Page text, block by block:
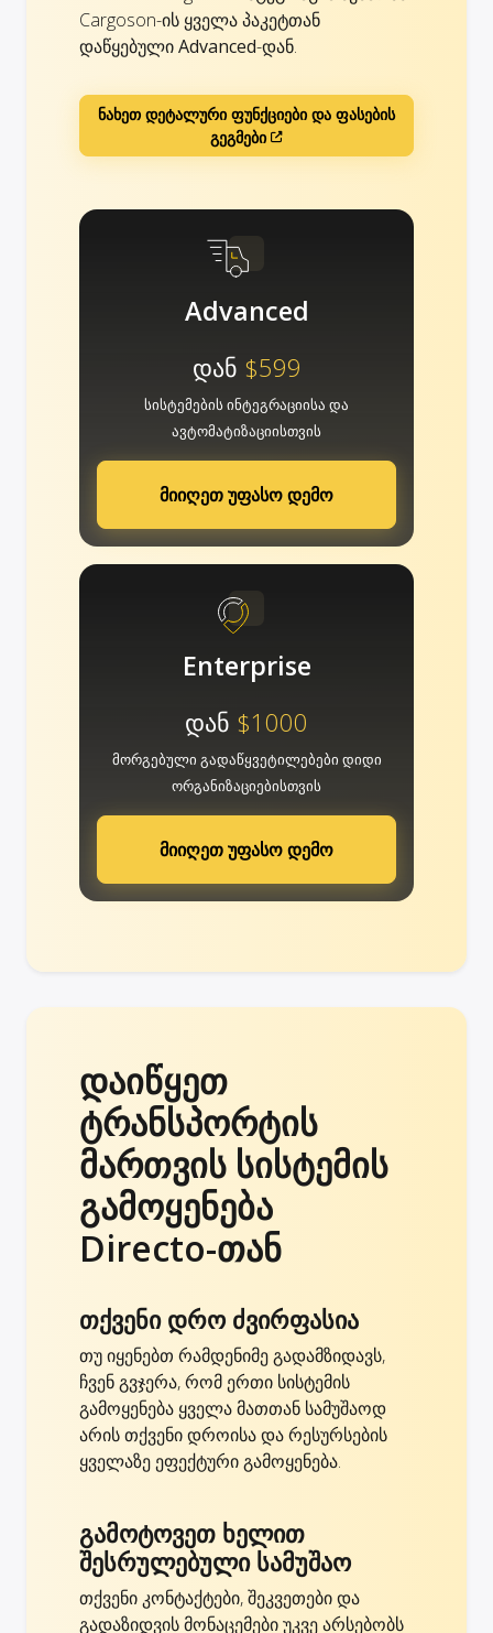
Cargoson-ის ყველა პაკეტთან
დაწყებულიAdvanced-დან.
ნახეთ დეტალური ფუნქციები და ფასების
გეგმები
Advanced
დან $599
სისტემების ინტეგრაციისა და
ავტომატიზაციისთვის
მიიღეთ უფასო დემო
Enterprise
დან $1000
მორგებული გადაწყვეტილებები დიდი
ორგანიზაციებისთვის
მიიღეთ უფასო დემო
დაიწყეთ
ტრანსპორტის
მართვის სისტემის
გამოყენება
Directo-თან
თქვენი დრო ძვირფასია
თუ იყენებთ რამდენიმე გადამზიდავს,
ჩვენ გვჯერა, რომ ერთი სისტემის
გამოყენება ყველა მათთან სამუშაოდ
არის თქვენი დროისა და რესურსების
ყველაზე ეფექტური გამოყენება.
გამოტოვეთ ხელით
შესრულებული სამუშაო
თქვენი კონტაქტები, შეკვეთები და
გადაზიდვის მონაცემები უკვე არსებობს